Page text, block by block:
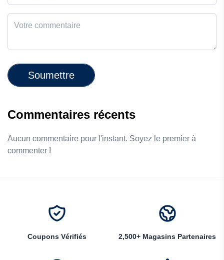
Soumettre
Commentaires récents
Aucun commentaire pour l'instant. Soyez le premier à
commenter !
Coupons Vérifiés 2,500+ Magasins Partenaires